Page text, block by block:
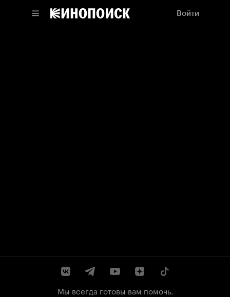
Войти
Мы всегда готовы вам помочь.